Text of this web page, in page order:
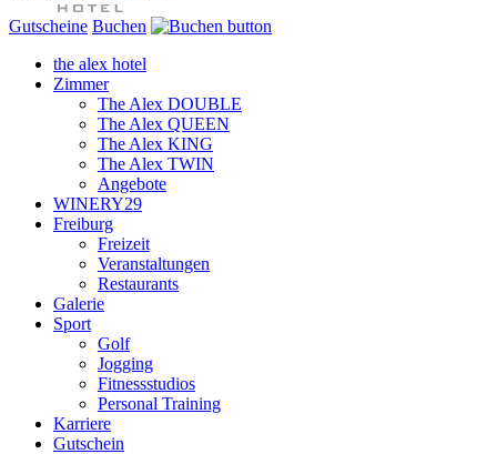
Gutscheine Buchen
the alex hotel
Zimmer
The Alex DOUBLE
The Alex QUEEN
The Alex KING
The Alex TWIN
Angebote
WINERY29
Freiburg
Freizeit
Veranstaltungen
Restaurants
Galerie
Sport
Golf
Jogging
Fitnessstudios
Personal Training
Karriere
Gutschein